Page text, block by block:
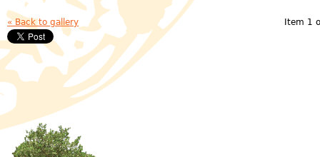
« Back to gallery Item 1